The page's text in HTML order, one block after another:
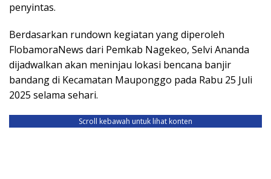
penyintas.
Berdasarkan rundown kegiatan yang diperoleh
FlobamoraNews dari Pemkab Nagekeo, Selvi Ananda
dijadwalkan akan meninjau lokasi bencana banjir
bandang di Kecamatan Mauponggo pada Rabu 25 Juli
2025 selama sehari.
Scroll kebawah untuk lihat konten